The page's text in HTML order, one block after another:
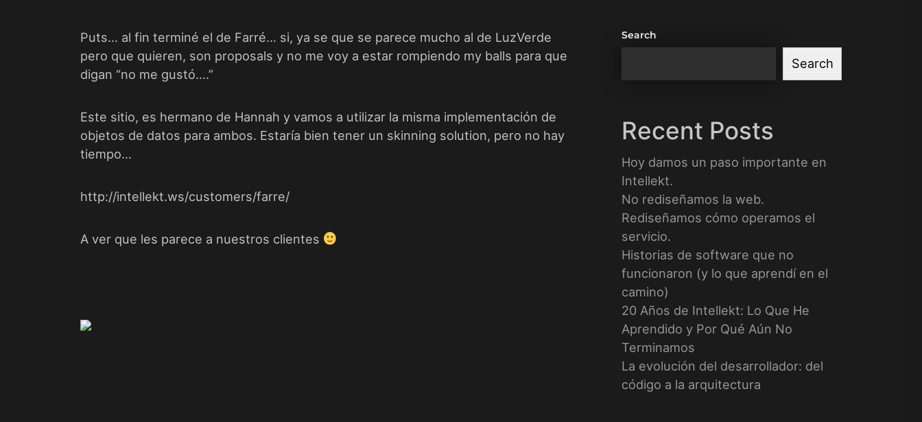
Puts… al fin terminé el de Farré… si, ya se que se parece mucho al de LuzVerde
pero que quieren, son proposals y no me voy a estar rompiendo my balls para que
digan “no me gustó….”
Este sitio, es hermano de Hannah y vamos a utilizar la misma implementación de
objetos de datos para ambos. Estaría bien tener un skinning solution, pero no hay
tiempo…
http://intellekt.ws/customers/farre/
A ver que les parece a nuestros clientes
Search
Search
Recent Posts
Hoy damos un paso importante en
Intellekt.
No rediseñamos la web.
Rediseñamos cómo operamos el
servicio.
Historias de software que no
funcionaron (y lo que aprendí en el
camino)
20 Años de Intellekt: Lo Que He
Aprendido y Por Qué Aún No
Terminamos
La evolución del desarrollador: del
código a la arquitectura